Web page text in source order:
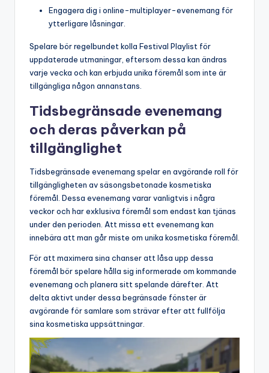
Engagera dig i online-multiplayer-evenemang för
ytterligare låsningar.
Spelare bör regelbundet kolla Festival Playlist för
uppdaterade utmaningar, eftersom dessa kan ändras
varje vecka och kan erbjuda unika föremål som inte är
tillgängliga någon annanstans.
Tidsbegränsade evenemang
och deras påverkan på
tillgänglighet
Tidsbegränsade evenemang spelar en avgörande roll för
tillgängligheten av säsongsbetonade kosmetiska
föremål. Dessa evenemang varar vanligtvis i några
veckor och har exklusiva föremål som endast kan tjänas
under den perioden. Att missa ett evenemang kan
innebära att man går miste om unika kosmetiska föremål.
För att maximera sina chanser att låsa upp dessa
föremål bör spelare hålla sig informerade om kommande
evenemang och planera sitt spelande därefter. Att
delta aktivt under dessa begränsade fönster är
avgörande för samlare som strävar efter att fullfölja
sina kosmetiska uppsättningar.